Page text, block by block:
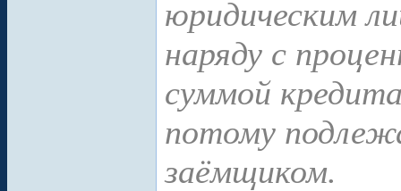
юридическим
наряду с
суммой
потому
заёмщиком.